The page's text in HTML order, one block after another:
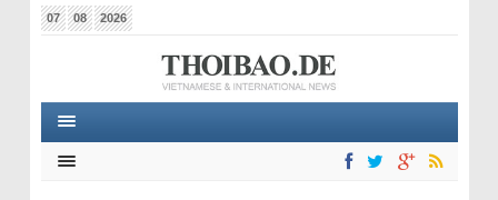
07 08 2026